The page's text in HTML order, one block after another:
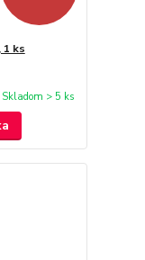
1 ks
Skladom > 5 ks